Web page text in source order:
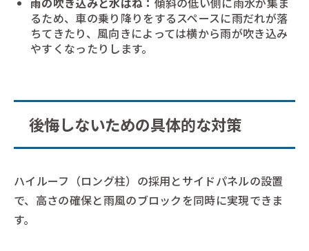
るため、車の乗り降りをするスペースに雨だれが落
ちてきたり、風向きによっては横から雨が吹き込み
やすくなったりします。
後悔しないための具体的な対策
ハイルーフ（ロング柱）の採用とサイドパネルの設置
で、高さの確保と雨風のブロックを同時に実現できま
す。